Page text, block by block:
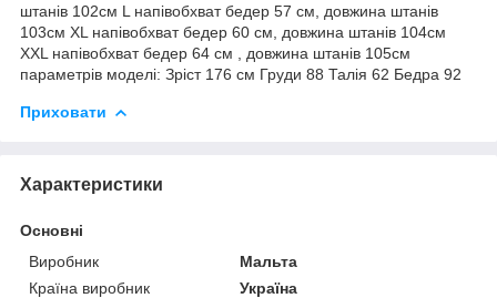
штанів 102см L напівобхват бедер 57 см, довжина штанів
103см XL напівобхват бедер 60 см, довжина штанів 104см
XXL напівобхват бедер 64 см , довжина штанів 105см
параметрів моделі: Зріст 176 см Груди 88 Талія 62 Бедра 92
Приховати
Характеристики
Основні
Виробник
Мальта
Країна виробник
Україна